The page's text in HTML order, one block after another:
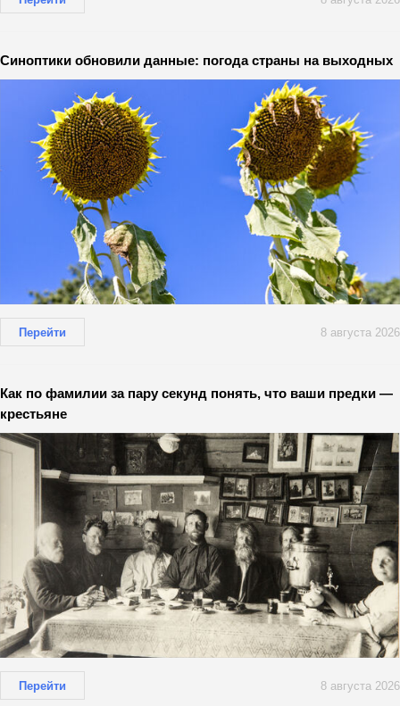
Синоптики обновили данные: погода страны на выходных
Перейти 8 августа 2026
Как по фамилии за пару секунд понять, что ваши предки —
крестьяне
Перейти 8 августа 2026